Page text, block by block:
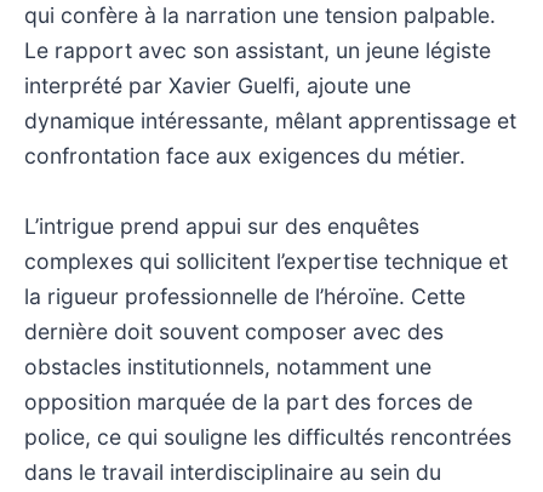
qui confère à la narration une tension palpable.
Le rapport avec son assistant, un jeune légiste
interprété par Xavier Guelfi, ajoute une
dynamique intéressante, mêlant apprentissage et
confrontation face aux exigences du métier.
L’intrigue prend appui sur des enquêtes
complexes qui sollicitent l’expertise technique et
la rigueur professionnelle de l’héroïne. Cette
dernière doit souvent composer avec des
obstacles institutionnels, notamment une
opposition marquée de la part des forces de
police, ce qui souligne les difficultés rencontrées
dans le travail interdisciplinaire au sein du